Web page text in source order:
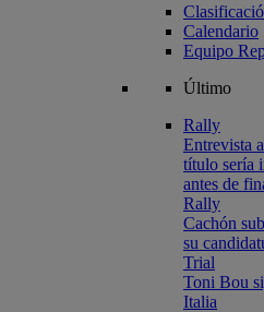
Calendario
Equipo
Último
Rally
Entrevista
título sería
antes de
Rally
Cachón
su
Trial
Toni Bou
Italia